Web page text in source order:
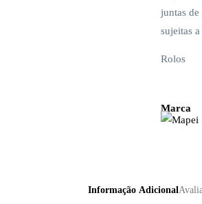
juntas de
sujeitas
Rolos
Marca
Informação Adicional